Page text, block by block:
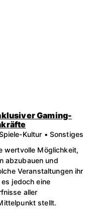
Gaming-
Kultur • Sonstiges
wertvolle Möglichkeit,
abzubauen und
Veranstaltungen ihr
jedoch eine
aller
stellt.